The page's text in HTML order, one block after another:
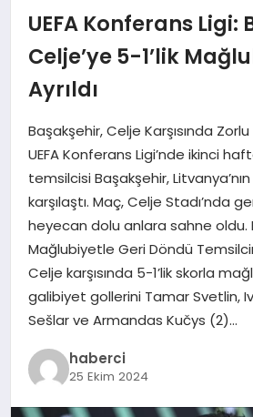
MAGAZIN
SAĞLIK
SIYASET
SPOR
TEKNOLOJI
YAŞAM
UEFA Konferans Ligi:
Celje’ye 5-1’lik
Ayrıldı
Başakşehir, Celje Karşısında
UEFA Konferans Ligi’nde ikinci
temsilcisi Başakşehir,
karşılaştı. Maç, Celje Stadı’nda
heyecan dolu anlara sahne oldu.
Mağlubiyetle Geri Döndü
Celje karşısında 5-1’lik skorla
galibiyet gollerini Tamar Svetlin,
Sešlar ve Armandas Kučys (2)…
haberci
25 Ekim 2024